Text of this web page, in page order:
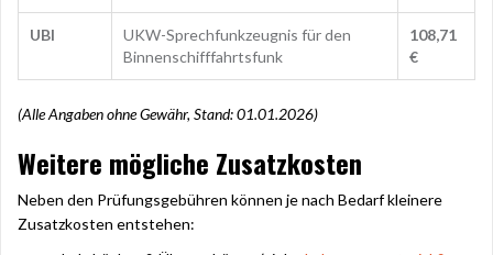
UBI
UKW-Sprechfunkzeugnis für den
Binnenschifffahrtsfunk
108,71
€
(Alle Angaben ohne Gewähr, Stand: 01.01.2026)
Weitere mögliche Zusatzkosten
Neben den Prüfungsgebühren können je nach Bedarf kleinere
Zusatzkosten entstehen: